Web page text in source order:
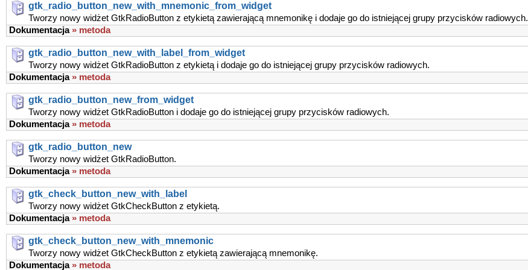
gtk_radio_button_new_with_mnemonic_from_widget
Tworzy nowy widżet GtkRadioButton z etykietą zawierającą mnemonikę i dodaje go do istniejącej grupy przycisków radiowych.
Dokumentacja » metoda
gtk_radio_button_new_with_label_from_widget
Tworzy nowy widżet GtkRadioButton z etykietą i dodaje go do istniejącej grupy przycisków radiowych.
Dokumentacja » metoda
gtk_radio_button_new_from_widget
Tworzy nowy widżet GtkRadioButton i dodaje go do istniejącej grupy przycisków radiowych.
Dokumentacja » metoda
gtk_radio_button_new
Tworzy nowy widżet GtkRadioButton.
Dokumentacja » metoda
gtk_check_button_new_with_label
Tworzy nowy widżet GtkCheckButton z etykietą.
Dokumentacja » metoda
gtk_check_button_new_with_mnemonic
Tworzy nowy widżet GtkCheckButton z etykietą zawierającą mnemonikę.
Dokumentacja » metoda